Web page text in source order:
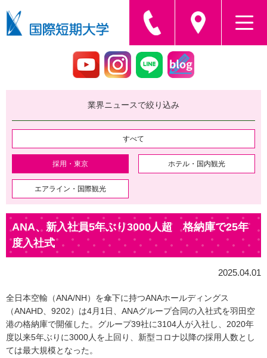
業界ニュースで絞り込み
すべて
採用・東京 ホテル・国内観光
エアライン・国際観光
ANA、新入社員5年ぶり3000人超 格納庫で25年
度入社式
2025.04.01
全日本空輸（ANA/NH）を傘下に持つANAホールディングス
（ANAHD、9202）は4月1日、ANAグループ合同の入社式を羽田空
港の格納庫で開催した。グループ39社に3104人が入社し、2020年
度以来5年ぶりに3000人を上回り、新型コロナ以降の採用人数とし
ては最大規模となった。